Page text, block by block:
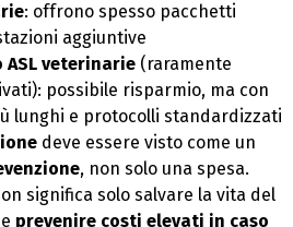
: offrono spesso pacchetti
aggiuntive
veterinarie (raramente
possibile risparmio, ma con
lunghi e protocolli standardizzati
deve essere visto come un
, non solo una spesa.
significa solo salvare la vita del
prevenire costi elevati in caso